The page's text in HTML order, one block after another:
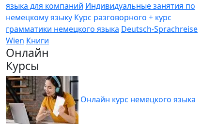
языка для компаний Индивидуальные занятия по
немецкому языку Курс разговорного + курс
грамматики немецкого языка Deutsch-Sprachreise
Wien Книги
Онлайн
Курсы
Онлайн курс немецкого языка